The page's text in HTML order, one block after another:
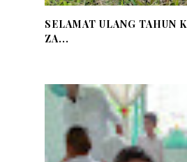
SELAMAT ULANG TAHUN
ZA...